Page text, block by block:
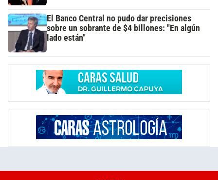
El Banco Central no pudo dar precisiones
sobre un sobrante de $4 billones: "En algún
lado están"